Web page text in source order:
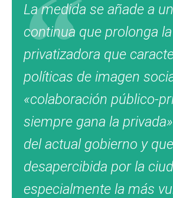
La medida se añade a
continua que prolonga
privatizadora que
políticas de imagen
«colaboración público-
siempre gana la
del actual gobierno y
desapercibida por la
especialmente la más